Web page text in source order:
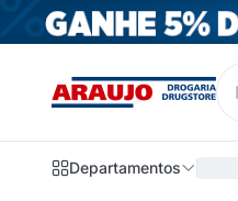
Departamentos